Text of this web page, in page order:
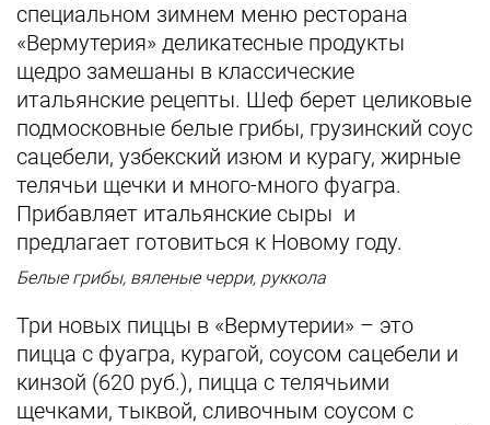
специальном зимнем меню ресторана
«Вермутерия» деликатесные продукты
щедро замешаны в классические
итальянские рецепты. Шеф берет целиковые
подмосковные белые грибы, грузинский соус
сацебели, узбекский изюм и курагу, жирные
телячьи щечки и много-много фуагра.
Прибавляет итальянские сыры и
предлагает готовиться к Новому году.
Белые грибы, вяленые черри, руккола
Три новых пиццы в «Вермутерии» – это
пицца с фуагра, курагой, соусом сацебели и
кинзой (620 руб.), пицца с телячьими
щечками, тыквой, сливочным соусом с